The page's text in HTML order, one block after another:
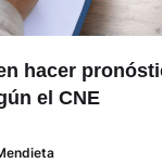
hacer
el CNE